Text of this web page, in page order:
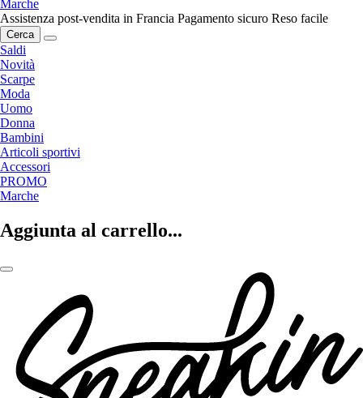
Marche
Assistenza post-vendita in Francia Pagamento sicuro Reso facile
Cerca
Saldi
Novità
Scarpe
Moda
Uomo
Donna
Bambini
Articoli sportivi
Accessori
PROMO
Marche
Aggiunta al carrello...